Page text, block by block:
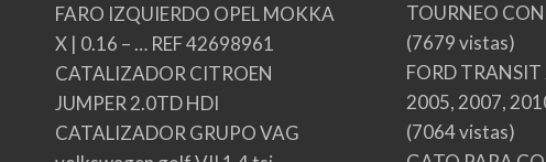
FARO IZQUIERDO OPEL MOKKA
X | 0.16 – … REF 42698961
CATALIZADOR CITROEN
JUMPER 2.0TD HDI
CATALIZADOR GRUPO VAG
TOURNEO
(7679 vistas)
FORD
2005, 2007,
(7064 vistas)